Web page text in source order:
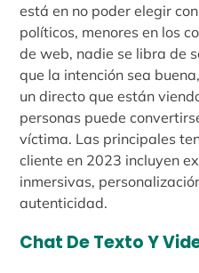
está en no poder elegir
políticos, menores en los
de web, nadie se libra de
que la intención sea
un directo que están
personas puede
víctima. Las principales
cliente en 2023 incluyen
inmersivas,
autenticidad.
Chat De Texto Y